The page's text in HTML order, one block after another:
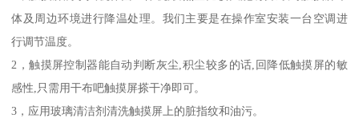
体及周边环境进行降温处理。我们主要是在操作室安装一台空调进
行调节温度。
2，触摸屏控制器能自动判断灰尘,积尘较多的话,回降低触摸屏的敏
感性,只需用干布吧触摸屏搽干净即可。
3，应用玻璃清洁剂清洗触摸屏上的脏指纹和油污。